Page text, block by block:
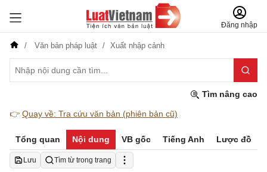
Đăng nhập
Văn bản pháp luật Xuất nhập cảnh
Tìm nâng cao
👉 Quay về: Tra cứu văn bản (phiên bản cũ)
Tổng quan Nội dung VB gốc Tiếng Anh Lược đồ
Lưu Tìm từ trong trang